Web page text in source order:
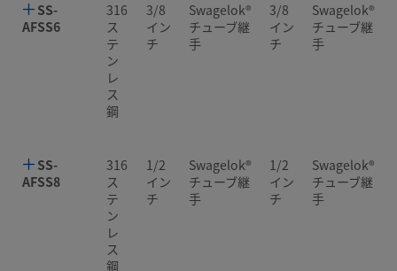
SS-
AFSS6
316
ス
テ
ン
レ
ス
鋼
3/8
イン
チ
Swagelok®
チューブ継
手
3/8
イン
チ
Swagelok®
チューブ継
手
SS-
AFSS8
316
ス
テ
ン
レ
ス
鋼
1/2
イン
チ
Swagelok®
チューブ継
手
1/2
イン
チ
Swagelok®
チューブ継
手